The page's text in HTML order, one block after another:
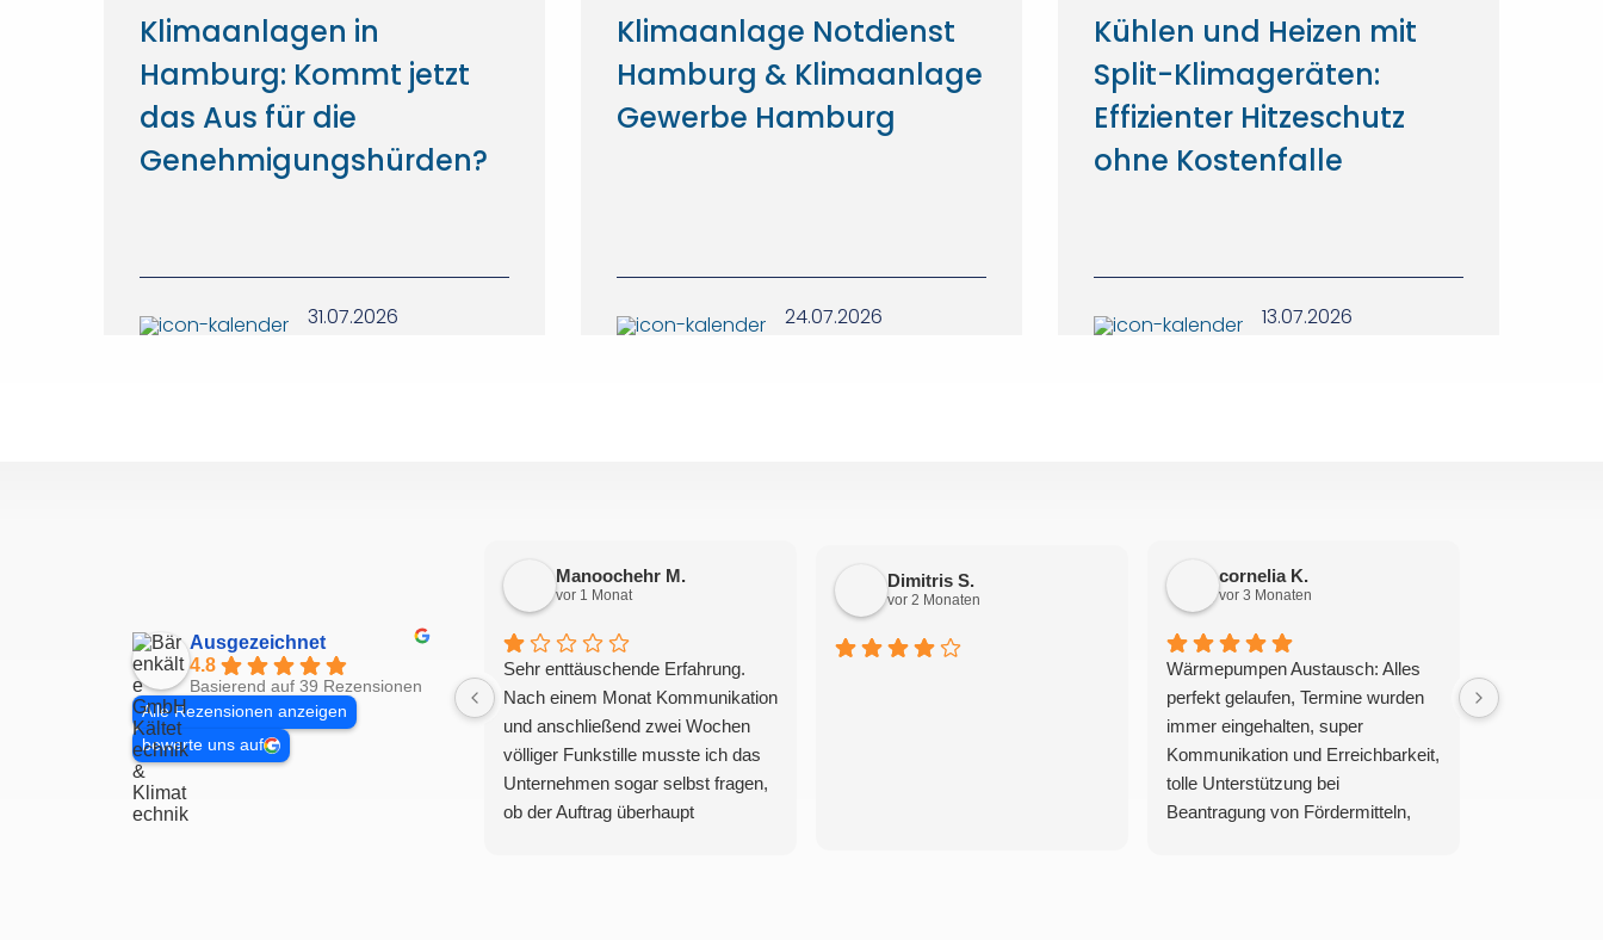
Klimaanlagen in
Hamburg: Kommt jetzt
das Aus für die
Genehmigungshürden?
31.07.2026
Klimaanlage Notdienst
Hamburg & Klimaanlage
Gewerbe Hamburg
24.07.2026
Kühlen und Heizen mit
Split-Klimageräten:
Effizienter Hitzeschutz
ohne Kostenfalle
13.07.2026
Ausgezeichnet
4.8
Basierend auf 39 Rezensionen
Alle Rezensionen anzeigen
bewerte uns auf
Manoochehr M.
vor 1 Monat
Sehr enttäuschende Erfahrung.
Nach einem Monat Kommunikation
und anschließend zwei Wochen
völliger Funkstille musste ich das
Unternehmen sogar selbst fragen,
ob der Auftrag überhaupt
Dimitris S.
vor 2 Monaten
cornelia K.
vor 3 Monaten
Wärmepumpen Austausch: Alles
perfekt gelaufen, Termine wurden
immer eingehalten, super
Kommunikation und Erreichbarkeit,
tolle Unterstützung bei
Beantragung von Fördermitteln,
zügig und